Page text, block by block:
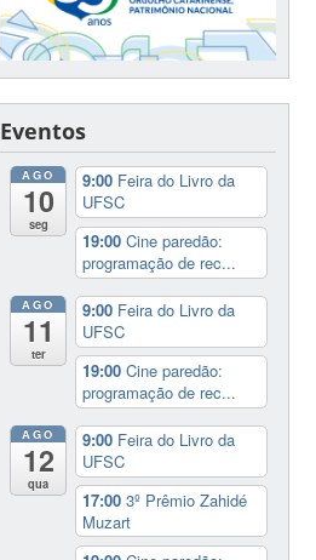
Eventos
AGO
10
seg
9:00 Feira do Livro da
UFSC
19:00Cine paredão:
programação de rec...
AGO
11
ter
9:00 Feira do Livro da
UFSC
19:00Cine paredão:
programação de rec...
AGO
12
qua
9:00 Feira do Livro da
UFSC
17:003º Prêmio Zahidé
Muzart